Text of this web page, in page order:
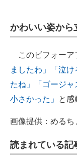
かわいい姿から
このビフォーア
ましたわ」
「泣け
たね」
「ゴージ
小さかった」
と感
画像提供：めるち
読まれている記